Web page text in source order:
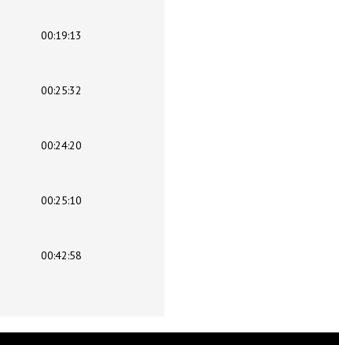
00:19:13
00:25:32
00:24:20
00:25:10
00:42:58